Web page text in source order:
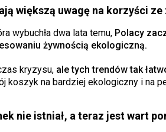
większą uwagę na korzyści
wybuchła dwa lata temu, Polacy
żywnością ekologiczną.
kryzysu,ale tych trendów tak
koszyk na bardziej ekologiczny i na
nie istniał, a teraz jest wart